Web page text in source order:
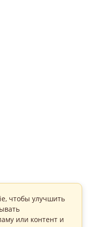
чтобы улучшить
или контент и